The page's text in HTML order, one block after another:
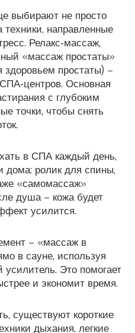
выбирают не просто
направленные
Релакс‑массаж,
«массаж простаты»
здоровьем простаты) –
Основная
с глубоким
точки, чтобы снять
в СПА каждый день,
дома: ролик для спины,
«самомассаж»
душа – кожа будет
усилится.
– «массаж в
в сауне, используя
усилитель. Это помогает
и экономит время.
существуют короткие
дыхания, легкие